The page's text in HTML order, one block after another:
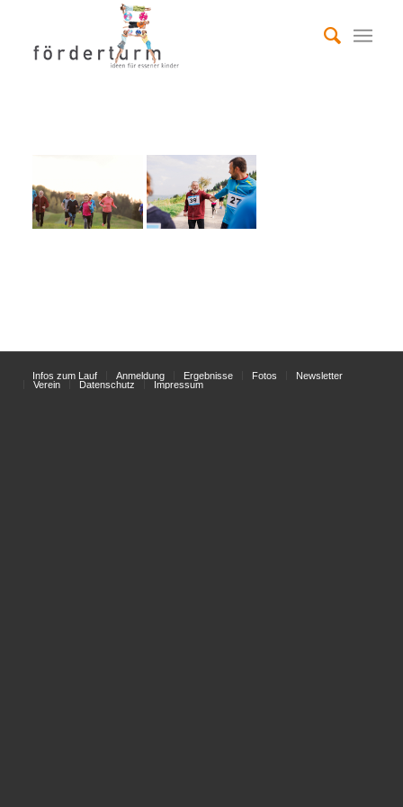
Infos zum Lauf Anmeldung Ergebnisse Fotos
Newsletter
Verein
Datenschutz Impressum